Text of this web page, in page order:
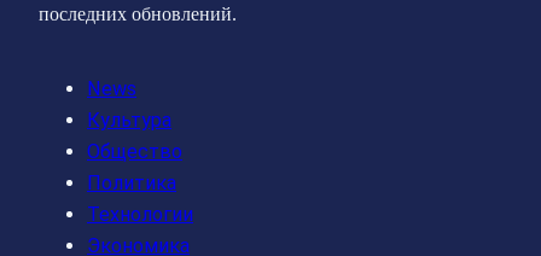
последних обновлений.
News
Культура
Общество
Политика
Технологии
Экономика